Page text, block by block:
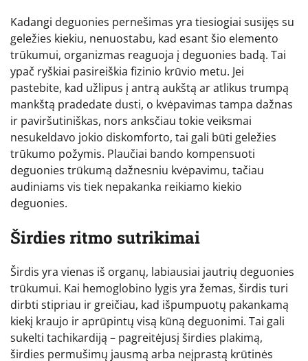
Kadangi deguonies pernešimas yra tiesiogiai susijęs su
geležies kiekiu, nenuostabu, kad esant šio elemento
trūkumui, organizmas reaguoja į deguonies badą. Tai
ypač ryškiai pasireiškia fizinio krūvio metu. Jei
pastebite, kad užlipus į antrą aukštą ar atlikus trumpą
mankštą pradedate dusti, o kvėpavimas tampa dažnas
ir paviršutiniškas, nors anksčiau tokie veiksmai
nesukeldavo jokio diskomforto, tai gali būti geležies
trūkumo požymis. Plaučiai bando kompensuoti
deguonies trūkumą dažnesniu kvėpavimu, tačiau
audiniams vis tiek nepakanka reikiamo kiekio
deguonies.
Širdies ritmo sutrikimai
Širdis yra vienas iš organų, labiausiai jautrių deguonies
trūkumui. Kai hemoglobino lygis yra žemas, širdis turi
dirbti stipriau ir greičiau, kad išpumpuotų pakankamą
kiekį kraujo ir aprūpintų visą kūną deguonimi. Tai gali
sukelti tachikardiją – pagreitėjusį širdies plakimą,
širdies permušimų jausmą arba neįprastą krūtinės